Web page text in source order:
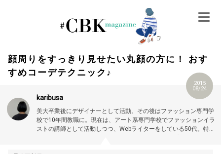
顔周りをすっきり見せたい丸顔の方に！ おす
すめコーデテクニック♪
2015
08/24
karibusa
美大卒業後にデザイナーとして活動。その後はファッション専門学
校で10年間教職に。現在は、アート系専門学校でファッションイラ
ストの講師として活動しつつ、Webライターをしている50代。特に